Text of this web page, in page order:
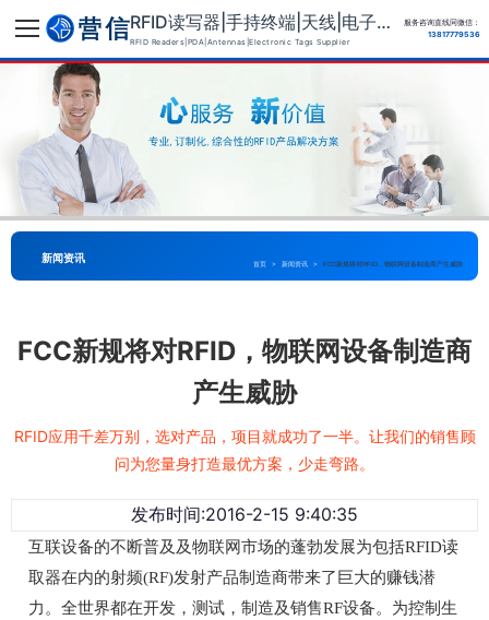
RFID读写器|手持终端|天线|电子标签供应商
RFID Readers|PDA|Antennas|Electronic Tags Supplier
服务咨询直线同微信：
13817779536
新闻资讯 首页 > 新闻资讯 > FCC新规将对RFID，物联网设备制造商产生威胁
FCC新规将对RFID，物联网设备制造商
产生威胁
RFID应用千差万别，选对产品，项目就成功了一半。让我们的销售顾
问为您量身打造最优方案，少走弯路。
发布时间:2016-2-15 9:40:35
互联设备的不断普及及物联网市场的蓬勃发展为包括RFID读
取器在内的射频(RF)发射产品制造商带来了巨大的赚钱潜
力。全世界都在开发，测试，制造及销售RF设备。为控制生